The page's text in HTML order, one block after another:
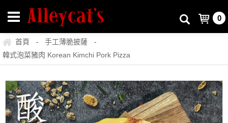
0
首頁 - 手工薄脆披薩 -
韓式泡菜豬肉 Korean Kimchi Pork Pizza